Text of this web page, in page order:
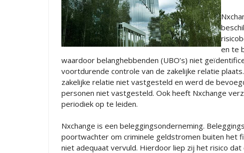
en te
waardoor belanghebbenden (UBO’s) niet
voortdurende controle van de zakelijke relatie
zakelijke relatie niet vastgesteld en werd de
personen niet vastgesteld. Ook heeft Nxchange
periodiek op te leiden.
Nxchange is een beleggingsonderneming.
poortwachter om criminele geldstromen buiten het
niet adequaat vervuld. Hierdoor liep zij het risico